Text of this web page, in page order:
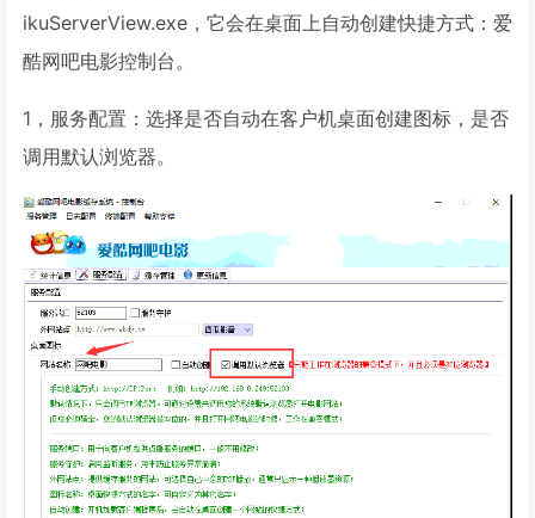
ikuServerView.exe，它会在桌面上自动创建快捷方式：爱
酷网吧电影控制台。
1，服务配置：选择是否自动在客户机桌面创建图标，是否
调用默认浏览器。